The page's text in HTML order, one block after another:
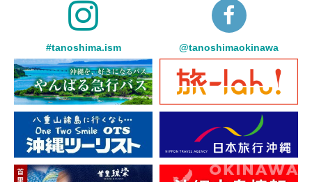
#tanoshima.ism @tanoshimaokinawa